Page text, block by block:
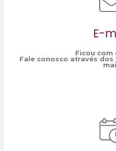
E-
Ficou com
Fale conosco através